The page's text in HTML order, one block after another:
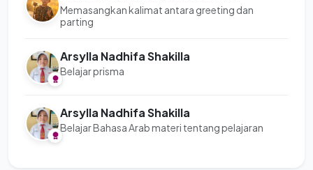
Memasangkan kalimat antara greeting dan
parting
Arsylla Nadhifa Shakilla
Belajar prisma
Arsylla Nadhifa Shakilla
Belajar Bahasa Arab materi tentang pelajaran